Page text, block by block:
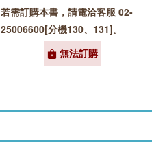
若需訂購本書，請電洽客服 02-
25006600[分機130、131]。
無法訂購